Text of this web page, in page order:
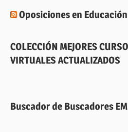
Oposiciones en Educación
COLECCIÓN MEJORES
VIRTUALES ACTUALIZADOS
Buscador de Buscadores